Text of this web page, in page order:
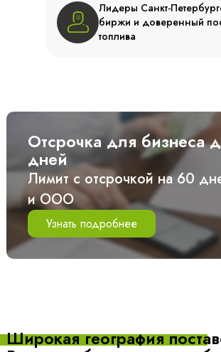
Лидеры Санкт-
биржи и доверенный
топлива
Отсрочка для бизнеса
дней
Лимит с отсрочкой на 60
и ООО
Узнать подробнее
Широкая география